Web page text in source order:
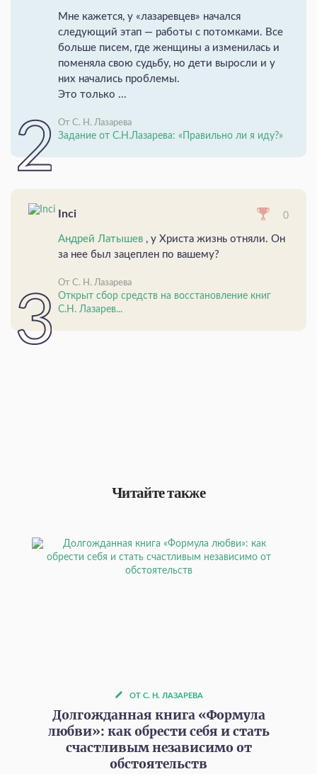
Мне кажется, у «лазаревцев» начался
следующий этап — работы с потомками. Все
больше писем, где женщины а изменилась и
поменяла свою судьбу, но дети выросли и у
них начались проблемы.
Это только ...
От С. Н. Лазарева
Задание от С.Н.Лазарева: «Правильно ли я иду?»
Inci 0
Андрей Латышев , у Христа жизнь отняли. Он
за нее был зацеплен по вашему?
От С. Н. Лазарева
Открыт сбор средств на восстановление книг
С.Н. Лазарев...
Читайте также
ОТ С. Н. ЛАЗАРЕВА
Долгожданная книга «Формула
любви»: как обрести себя и стать
счастливым независимо от
обстоятельств